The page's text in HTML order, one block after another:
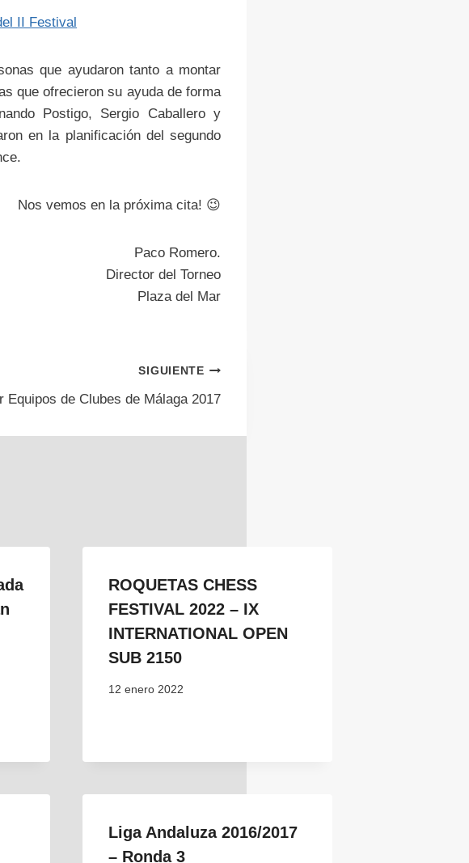
II Festival
que ayudaron tanto a montar
que ofrecieron su ayuda de forma
Postigo, Sergio Caballero y
en la planificación del segundo
Nos vemos en la próxima cita! 😉
Paco Romero.
Director del Torneo
Plaza del Mar
SIGUIENTE
Equipos de Clubes de Málaga 2017
ROQUETAS CHESS
FESTIVAL 2022 – IX
INTERNATIONAL OPEN
SUB 2150
12 enero 2022
Liga Andaluza 2016/2017
– Ronda 3